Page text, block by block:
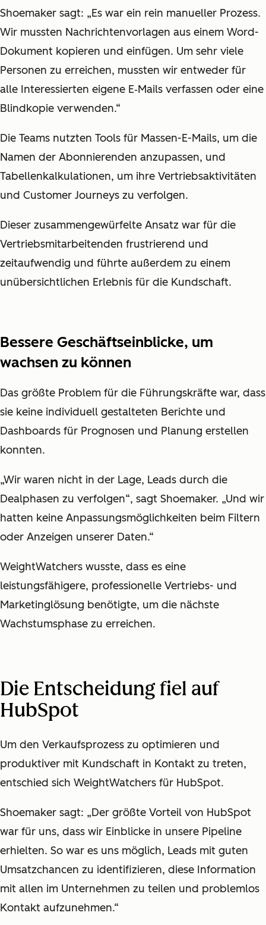
Shoemaker sagt: „Es war ein rein manueller Prozess.
Wir mussten Nachrichtenvorlagen aus einem Word-
Dokument kopieren und einfügen. Um sehr viele
Personen zu erreichen, mussten wir entweder für
alle Interessierten eigene E‑Mails verfassen oder eine
Blindkopie verwenden.“
Die Teams nutzten Tools für Massen-E-Mails, um die
Namen der Abonnierenden anzupassen, und
Tabellenkalkulationen, um ihre Vertriebsaktivitäten
und Customer Journeys zu verfolgen.
Dieser zusammengewürfelte Ansatz war für die
Vertriebsmitarbeitenden frustrierend und
zeitaufwendig und führte außerdem zu einem
unübersichtlichen Erlebnis für die Kundschaft.
Bessere Geschäftseinblicke, um
wachsen zu können
Das größte Problem für die Führungskräfte war, dass
sie keine individuell gestalteten Berichte und
Dashboards für Prognosen und Planung erstellen
konnten.
„Wir waren nicht in der Lage, Leads durch die
Dealphasen zu verfolgen“, sagt Shoemaker. „Und wir
hatten keine Anpassungsmöglichkeiten beim Filtern
oder Anzeigen unserer Daten.“
WeightWatchers wusste, dass es eine
leistungsfähigere, professionelle Vertriebs- und
Marketinglösung benötigte, um die nächste
Wachstumsphase zu erreichen.
Die Entscheidung fiel auf
HubSpot
Um den Verkaufsprozess zu optimieren und
produktiver mit Kundschaft in Kontakt zu treten,
entschied sich WeightWatchers für HubSpot.
Shoemaker sagt: „Der größte Vorteil von HubSpot
war für uns, dass wir Einblicke in unsere Pipeline
erhielten. So war es uns möglich, Leads mit guten
Umsatzchancen zu identifizieren, diese Information
mit allen im Unternehmen zu teilen und problemlos
Kontakt aufzunehmen.“